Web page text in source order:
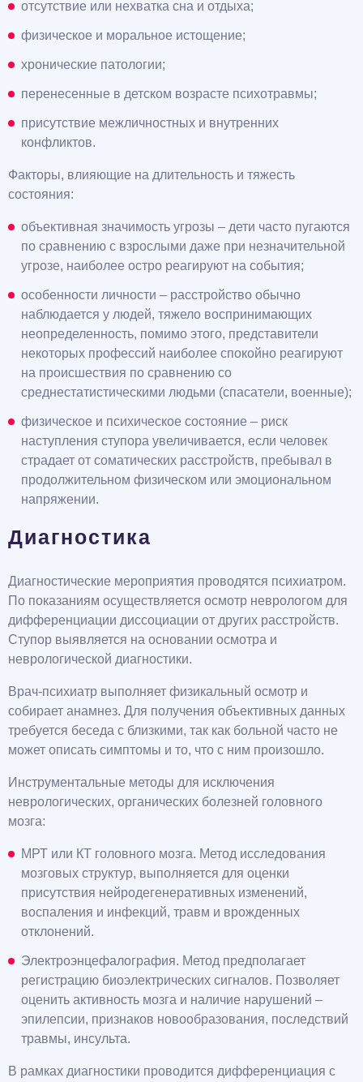
отсутствие или нехватка сна и отдыха;
физическое и моральное истощение;
хронические патологии;
перенесенные в детском возрасте психотравмы;
присутствие межличностных и внутренних
конфликтов.
Факторы, влияющие на длительность и тяжесть
состояния:
объективная значимость угрозы – дети часто пугаются
по сравнению с взрослыми даже при незначительной
угрозе, наиболее остро реагируют на события;
особенности личности – расстройство обычно
наблюдается у людей, тяжело воспринимающих
неопределенность, помимо этого, представители
некоторых профессий наиболее спокойно реагируют
на происшествия по сравнению со
среднестатистическими людьми (спасатели, военные);
физическое и психическое состояние – риск
наступления ступора увеличивается, если человек
страдает от соматических расстройств, пребывал в
продолжительном физическом или эмоциональном
напряжении.
Диагностика
Диагностические мероприятия проводятся психиатром.
По показаниям осуществляется осмотр неврологом для
дифференциации диссоциации от других расстройств.
Ступор выявляется на основании осмотра и
неврологической диагностики.
Врач-психиатр выполняет физикальный осмотр и
собирает анамнез. Для получения объективных данных
требуется беседа с близкими, так как больной часто не
может описать симптомы и то, что с ним произошло.
Инструментальные методы для исключения
неврологических, органических болезней головного
мозга:
МРТ или КТ головного мозга. Метод исследования
мозговых структур, выполняется для оценки
присутствия нейродегенеративных изменений,
воспаления и инфекций, травм и врожденных
отклонений.
Электроэнцефалография. Метод предполагает
регистрацию биоэлектрических сигналов. Позволяет
оценить активность мозга и наличие нарушений –
эпилепсии, признаков новообразования, последствий
травмы, инсульта.
В рамках диагностики проводится дифференциация с